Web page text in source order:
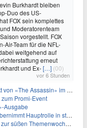
Burkhardt bleiben
Duo des US-
FOX sein komplettes
Moderatorenteam
vorgestellt. FOX
Air-Team für die NFL-
weitgehend auf
erneut
und Ex-[…] (00)
vor 6 Stunden
Assassin» im Fernsehen
Promi-Event
Ausgabe
in starbesetzter schwarzer Komödie
süßen Themenwoche ein